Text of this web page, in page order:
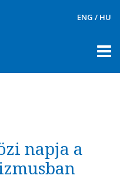
ENG / HU
napja a